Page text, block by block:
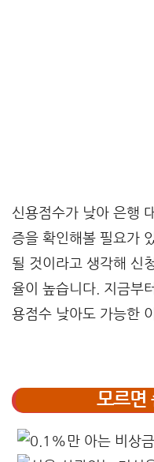
신용점수가 낮아 은행
증을 확인해볼 필요가
될 것이라고 생각해 신
율이 높습니다. 지금부
용점수 낮아도 가능한
모르면